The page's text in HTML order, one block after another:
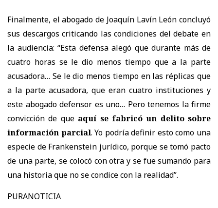
Finalmente, el abogado de Joaquín Lavín León concluyó
sus descargos criticando las condiciones del debate en
la audiencia: “Esta defensa alegó que durante más de
cuatro horas se le dio menos tiempo que a la parte
acusadora… Se le dio menos tiempo en las réplicas que
a la parte acusadora, que eran cuatro instituciones y
este abogado defensor es uno… Pero tenemos la firme
convicción de queaquí se fabricó un delito sobre
información parcial. Yo podría definir esto como una
especie de Frankenstein jurídico, porque se tomó pacto
de una parte, se colocó con otra y se fue sumando para
una historia que no se condice con la realidad”.
PURANOTICIA